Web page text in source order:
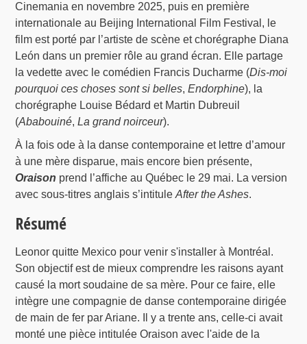
Cinemania en novembre 2025, puis en première
internationale au Beijing International Film Festival, le
film est porté par l’artiste de scène et chorégraphe Diana
León dans un premier rôle au grand écran. Elle partage
la vedette avec le comédien Francis Ducharme (Dis-moi
pourquoi ces choses sont si belles,Endorphine), la
chorégraphe Louise Bédard et Martin Dubreuil
(Ababouiné,La grand noirceur).
À la fois ode à la danse contemporaine et lettre d’amour
à une mère disparue, mais encore bien présente,
Oraison prend l’affiche au Québec le 29 mai. La version
avec sous-titres anglais s’intituleAfter the Ashes.
Résumé
Leonor quitte Mexico pour venir s'installer à Montréal.
Son objectif est de mieux comprendre les raisons ayant
causé la mort soudaine de sa mère. Pour ce faire, elle
intègre une compagnie de danse contemporaine dirigée
de main de fer par Ariane. Il y a trente ans, celle-ci avait
monté une pièce intitulée Oraison avec l'aide de la